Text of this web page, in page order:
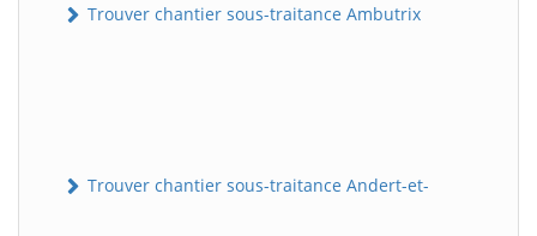
Trouver chantier sous-traitance Ambutrix
Trouver chantier sous-traitance Andert-et-